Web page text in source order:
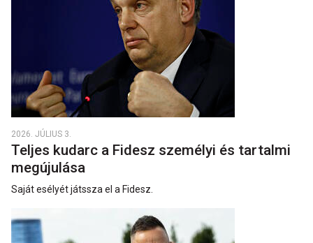
2026. JÚLIUS 3.
Teljes kudarc a Fidesz személyi és tartalmi
megújulása
Saját esélyét játssza el a Fidesz.